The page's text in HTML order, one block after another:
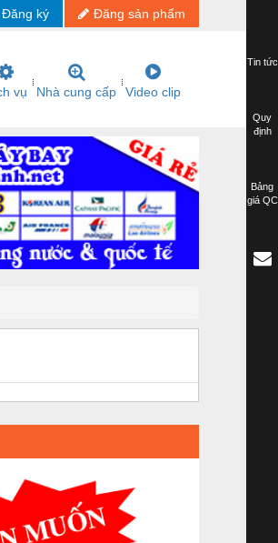
Đăng sản phẩm
Đăng ký
vụ Nhà cung cấp Video clip
Tin tức
Quy
định
Bảng
giá QC